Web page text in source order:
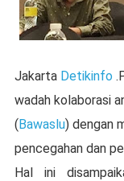
Jakarta Detikinfo
wadah kolaborasi
(Bawaslu) dengan
pencegahan dan
Hal ini